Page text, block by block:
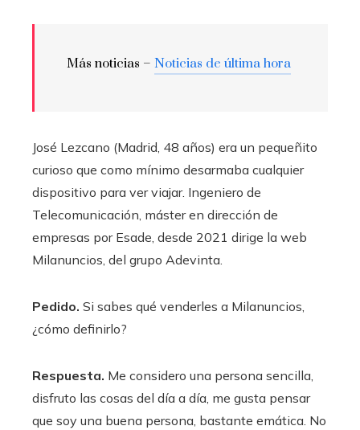
Más noticias – Noticias de última hora
José Lezcano (Madrid, 48 años) era un pequeñito
curioso que como mínimo desarmaba cualquier
dispositivo para ver viajar. Ingeniero de
Telecomunicación, máster en dirección de
empresas por Esade, desde 2021 dirige la web
Milanuncios, del grupo Adevinta.
Pedido. Si sabes qué venderles a Milanuncios,
¿cómo definirlo?
Respuesta. Me considero una persona sencilla,
disfruto las cosas del día a día, me gusta pensar
que soy una buena persona, bastante emática. No